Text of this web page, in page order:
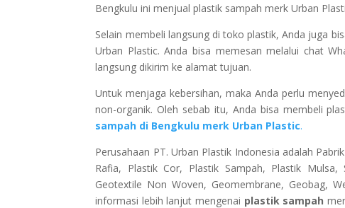
Bengkulu ini menjual plastik sampah merk Urban
Selain membeli langsung di toko plastik, Anda juga
Urban Plastic. Anda bisa memesan melalui chat
langsung dikirim ke alamat tujuan.
Untuk menjaga kebersihan, maka Anda perlu
non-organik. Oleh sebab itu, Anda bisa membeli
sampah di Bengkulu merk Urban Plastic.
Perusahaan PT. Urban Plastik Indonesia adalah
Rafia, Plastik Cor, Plastik Sampah, Plastik
Geotextile Non Woven, Geomembrane, Geobag,
informasi lebih lanjut mengenai plastik sampah